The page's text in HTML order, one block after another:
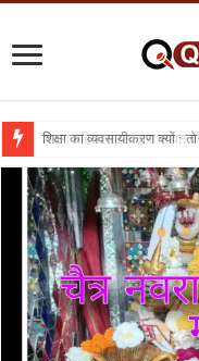
शिक्षा का व्यवसायीकरण क्यों :